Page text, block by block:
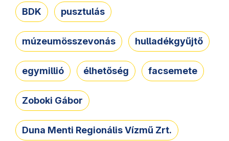
BDK pusztulás
múzeumösszevonás hulladékgyűjtő
egymillió élhetőség facsemete
Zoboki Gábor
Duna Menti Regionális Vízmű Zrt.